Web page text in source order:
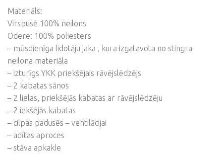
Materiāls:
Virspusē 100% neilons
Odere: 100% poliesters
– mūsdienīga lidotāju jaka , kura izgatavota no stingra
neilona materiāla
– izturīgs YKK priekšējais rāvējslēdzējs
– 2 kabatas sānos
– 2 lielas, priekšējās kabatas ar rāvējslēdzēju
– 2 iekšējās kabatas
– cilpas padusēs – ventilācijai
– adītas aproces
– stāva apkakle